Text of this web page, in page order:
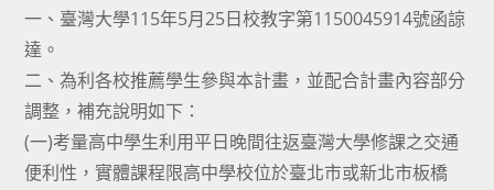
一、臺灣大學115年5月25日校教字第1150045914號函諒
達。
二、為利各校推薦學生參與本計畫，並配合計畫內容部分
調整，補充說明如下：
(一)考量高中學生利用平日晚間往返臺灣大學修課之交通
便利性，實體課程限高中學校位於臺北市或新北市板橋